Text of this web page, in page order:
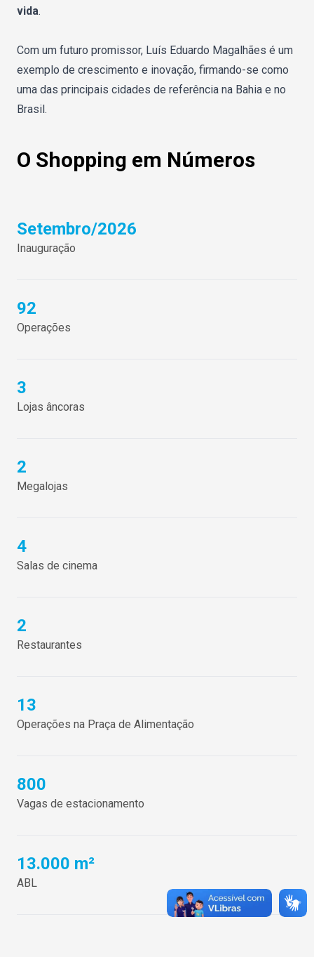
vida.
Com um futuro promissor, Luís Eduardo Magalhães é um
exemplo de crescimento e inovação, firmando-se como
uma das principais cidades de referência na Bahia e no
Brasil.
O Shopping em Números
Setembro/2026
Inauguração
92
Operações
3
Lojas âncoras
2
Megalojas
4
Salas de cinema
2
Restaurantes
13
Operações na Praça de Alimentação
800
Vagas de estacionamento
13.000 m²
ABL